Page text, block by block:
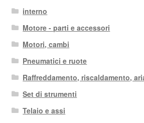
interno
Motore - parti e accessori
Motori, cambi
Pneumatici e ruote
Raffreddamento, riscaldamento,
Set di strumenti
Telaio e assi